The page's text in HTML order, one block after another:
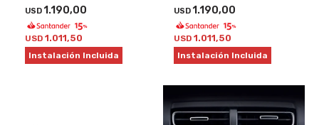
USD1.190,00
USD 1.011,50
Instalación Incluida
USD1.190,00
USD 1.011,50
Instalación Incluida